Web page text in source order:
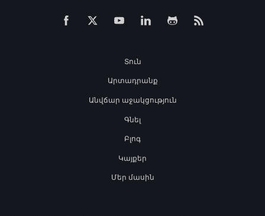
Տուն
Արտադրանք
Անվճար աջակցություն
Գնել
Բլոգ
Կայքեր
Մեր մասին